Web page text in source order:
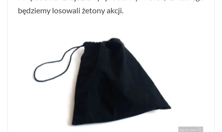
będziemy losowali żetony akcji.